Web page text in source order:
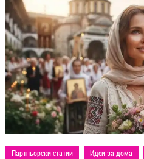
Партньорски статии Идеи за дома